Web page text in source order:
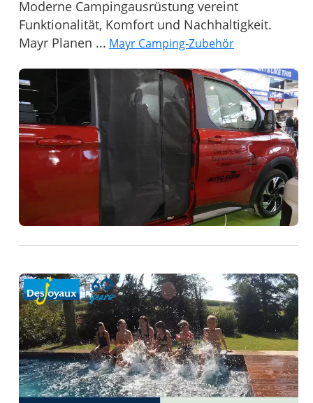
Moderne Campingausrüstung vereint
Funktionalität, Komfort und Nachhaltigkeit.
Mayr Planen ... Mayr Camping-Zubehör